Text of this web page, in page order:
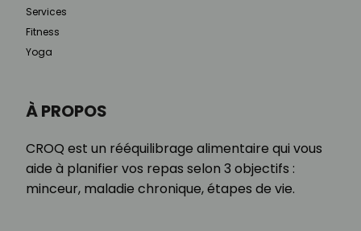
À PROPOS
CROQ est un rééquilibrage alimentaire qui vous
aide à planifier vos repas selon 3 objectifs :
minceur, maladie chronique, étapes de vie.
Services
Fitness
Yoga